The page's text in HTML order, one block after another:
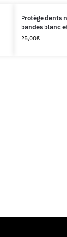
Protège dents
bandes blanc
25,00€